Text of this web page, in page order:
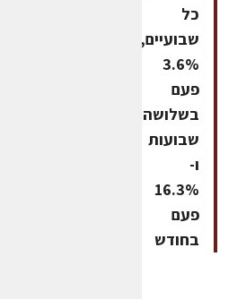
כל
שבועיים,
3.6%
פעם
בשלושה
שבועות
ו-
16.3%
פעם
בחודש